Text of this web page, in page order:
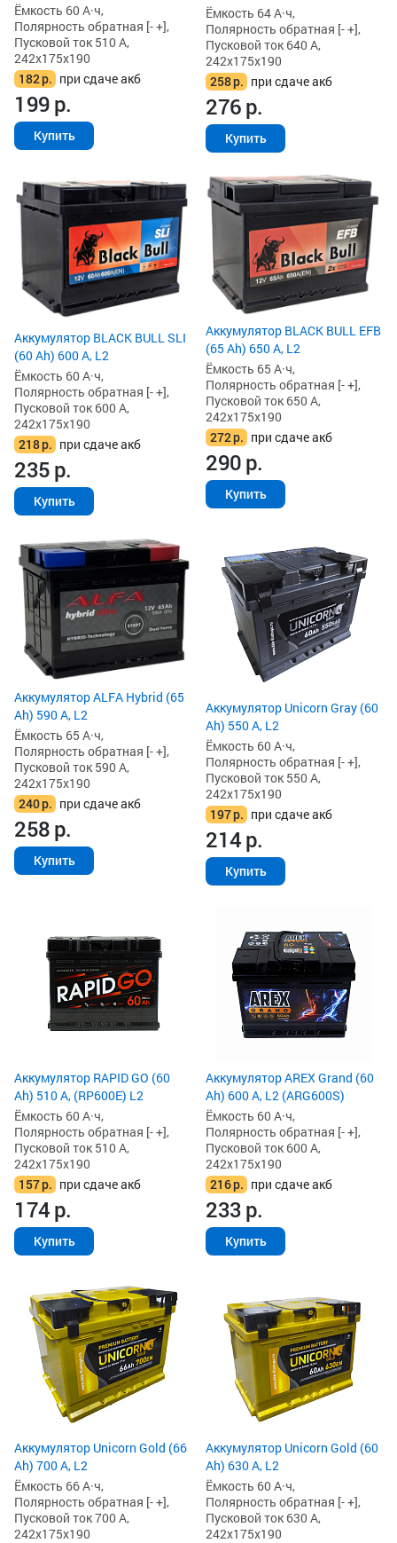
Ёмкость 60 А·ч,
Полярность обратная [- +],
Пусковой ток 510 А,
242x175x190
182р. при сдаче акб
199р.
Купить
Ёмкость 64 А·ч,
Полярность обратная [- +],
Пусковой ток 640 А,
242x175x190
258р. при сдаче акб
276р.
Купить
Аккумулятор BLACK BULL SLI
(60 Ah) 600 А, L2
Ёмкость 60 А·ч,
Полярность обратная [- +],
Пусковой ток 600 А,
242x175x190
218р. при сдаче акб
235р.
Купить
Аккумулятор BLACK BULL EFB
(65 Ah) 650 А, L2
Ёмкость 65 А·ч,
Полярность обратная [- +],
Пусковой ток 650 А,
242x175x190
272р. при сдаче акб
290р.
Купить
Аккумулятор ALFA Hybrid (65
Ah) 590 А, L2
Ёмкость 65 А·ч,
Полярность обратная [- +],
Пусковой ток 590 А,
242x175x190
240р. при сдаче акб
258р.
Купить
Аккумулятор Unicorn Gray (60
Ah) 550 А, L2
Ёмкость 60 А·ч,
Полярность обратная [- +],
Пусковой ток 550 А,
242x175x190
197р. при сдаче акб
214р.
Купить
Аккумулятор RAPID GO (60
Ah) 510 А, (RP600E) L2
Ёмкость 60 А·ч,
Полярность обратная [- +],
Пусковой ток 510 А,
242x175x190
157р. при сдаче акб
174р.
Купить
Аккумулятор AREX Grand (60
Ah) 600 А, L2 (ARG600S)
Ёмкость 60 А·ч,
Полярность обратная [- +],
Пусковой ток 600 А,
242x175x190
216р. при сдаче акб
233р.
Купить
Аккумулятор Unicorn Gold (66
Ah) 700 А, L2
Ёмкость 66 А·ч,
Полярность обратная [- +],
Пусковой ток 700 А,
242x175x190
Аккумулятор Unicorn Gold (60
Ah) 630 А, L2
Ёмкость 60 А·ч,
Полярность обратная [- +],
Пусковой ток 630 А,
242x175x190